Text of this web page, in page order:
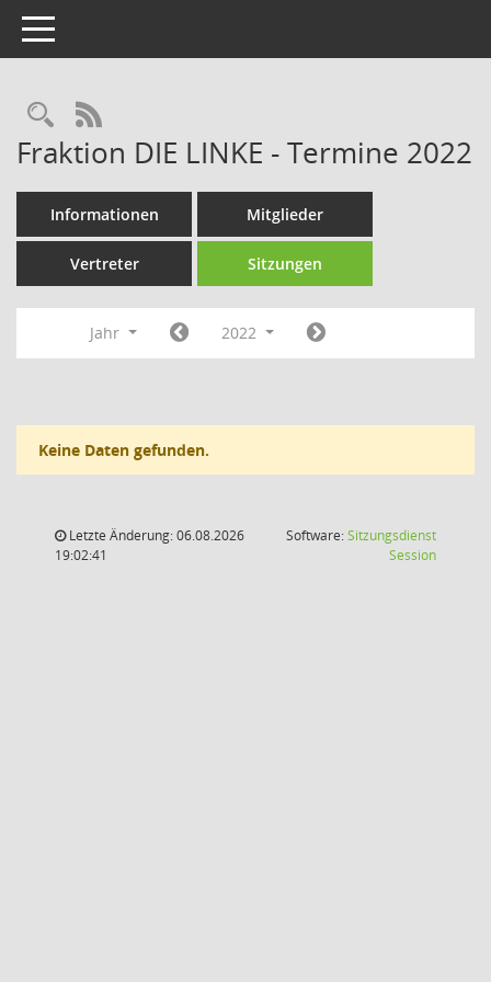
Toggle navigation
Rechercheauswahl
RSS-Feed
Fraktion DIE LINKE - Termine 2022
Informationen Mitglieder
Vertreter Sitzungen
Jahr 2022
Keine Daten gefunden.
Letzte Änderung: 06.08.2026
19:02:41
Software:Sitzungsdienst
Session(Wird in